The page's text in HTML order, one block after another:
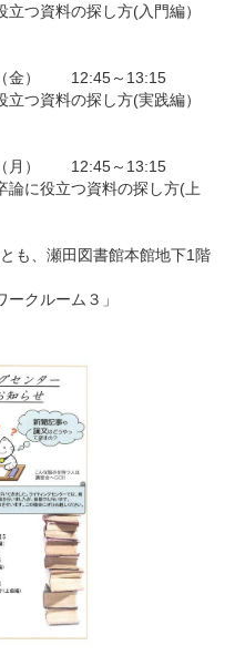
料の探し方(入門編）
12:45～13:15
料の探し方(実践編）
12:45～13:15
立つ資料の探し方(上
も、瀬田図書館本館地下1階
ム３」